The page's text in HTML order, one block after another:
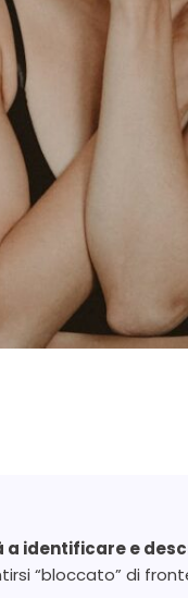
identificare e
“bloccato” di